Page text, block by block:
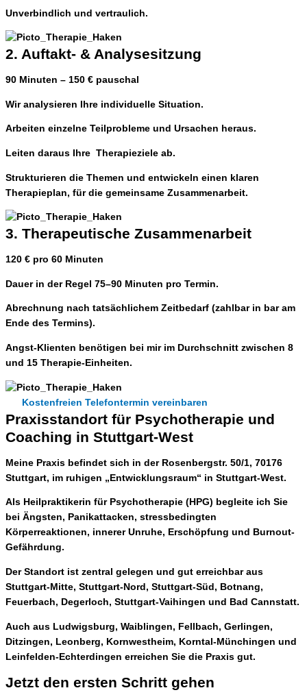
Unverbindlich und vertraulich.
2. Auftakt- & Analysesitzung
90 Minuten – 150 € pauschal
Wir analysieren Ihre individuelle Situation.
Arbeiten einzelne Teilprobleme und Ursachen heraus.
Leiten daraus Ihre Therapieziele ab.
Strukturieren die Themen und entwickeln einen klaren
Therapieplan, für die gemeinsame Zusammenarbeit.
3. Therapeutische Zusammenarbeit
120 € pro 60 Minuten
Dauer in der Regel 75–90 Minuten pro Termin.
Abrechnung nach tatsächlichem Zeitbedarf (zahlbar in bar am
Ende des Termins).
Angst-Klienten benötigen bei mir im Durchschnitt zwischen 8
und 15 Therapie-Einheiten.
Kostenfreien Telefontermin vereinbaren
Praxisstandort für Psychotherapie und
Coaching in Stuttgart-West
Meine Praxis befindet sich in der Rosenbergstr. 50/1, 70176
Stuttgart, im ruhigen „Entwicklungsraum“ in Stuttgart-West.
Als Heilpraktikerin für Psychotherapie (HPG) begleite ich Sie
bei Ängsten, Panikattacken, stressbedingten
Körperreaktionen, innerer Unruhe, Erschöpfung und Burnout-
Gefährdung.
Der Standort ist zentral gelegen und gut erreichbar aus
Stuttgart-Mitte, Stuttgart-Nord, Stuttgart-Süd, Botnang,
Feuerbach, Degerloch, Stuttgart-Vaihingen und Bad Cannstatt.
Auch aus Ludwigsburg, Waiblingen, Fellbach, Gerlingen,
Ditzingen, Leonberg, Kornwestheim, Korntal-Münchingen und
Leinfelden-Echterdingen erreichen Sie die Praxis gut.
Jetzt den ersten Schritt gehen